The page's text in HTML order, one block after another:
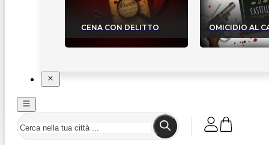
CENA CON DELITTO OMICIDIO AL